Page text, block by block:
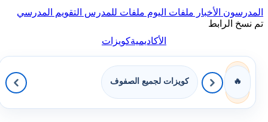
المدرسون الأخبار ملفات اليوم ملفات للمدرس التقويم المدرسي
تم نسخ الرابط
الأكاديميةكويزات
🔥 كويزات لجميع الصفوف